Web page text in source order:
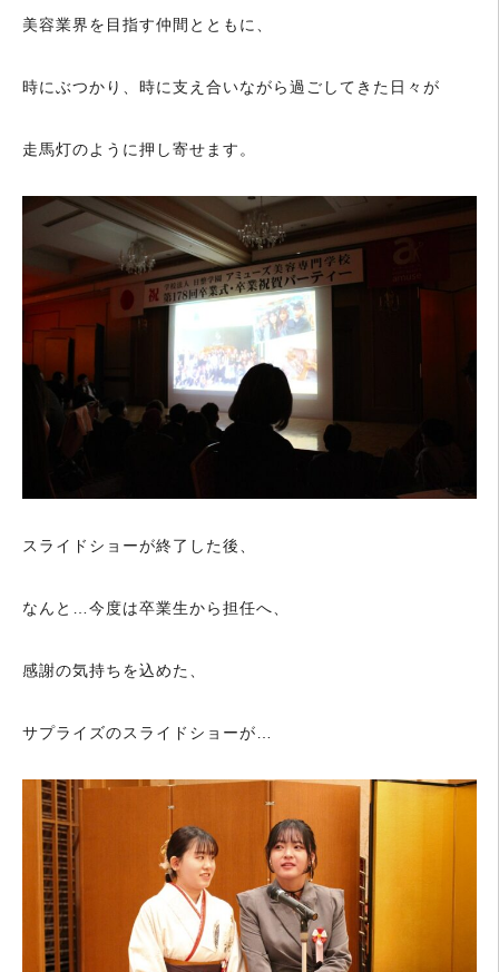
美容業界を目指す仲間とともに、
時にぶつかり、時に支え合いながら過ごしてきた日々が
走馬灯のように押し寄せます。
スライドショーが終了した後、
なんと…今度は卒業生から担任へ、
感謝の気持ちを込めた、
サプライズのスライドショーが…